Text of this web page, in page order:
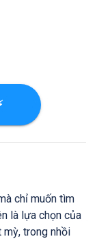
chỉ muốn tìm
là lựa chọn của
trong nhồi